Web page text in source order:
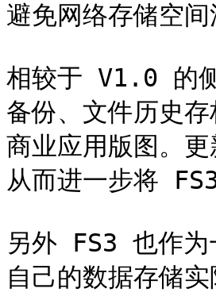
避免网络存储空
相较于 V1.0 的
备份、文件历史
商业应用版图。
从而进一步将
另外 FS3 也作为
自己的数据存储